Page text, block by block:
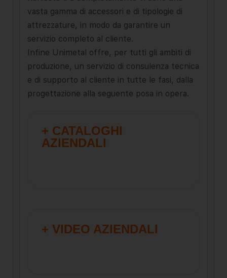
vasta gamma di accessori e di tipologie di
attrezzature, in modo da garantire un
servizio completo al cliente.
Infine Unimetal offre, per tutti gli ambiti di
produzione, un servizio di consulenza tecnica
e di supporto al cliente in tutte le fasi, dalla
progettazione alla seguente posa in opera.
+ CATALOGHI
AZIENDALI
+ VIDEO AZIENDALI